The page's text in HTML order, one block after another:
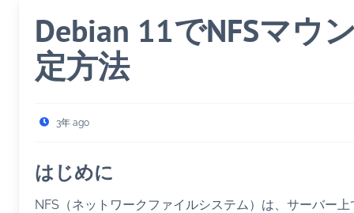
Debian 11でNFSマウ
定方法
3年 ago
はじめに
NFS（ネットワークファイルシステム）は、サーバー